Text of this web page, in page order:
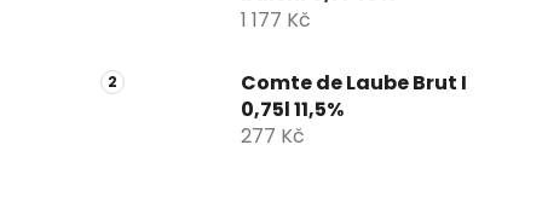
1 177 Kč
Comte de Laube Brut I
0,75l 11,5%
277 Kč